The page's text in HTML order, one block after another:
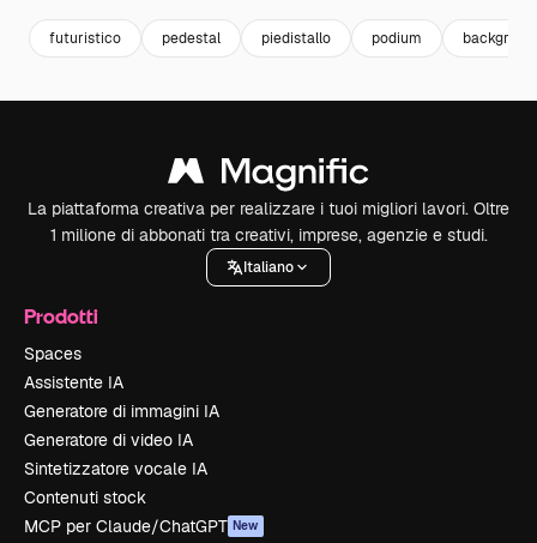
futuristico pedestal piedistallo podium
La piattaforma creativa per realizzare i tuoi migliori lavori. Oltre
1 milione di abbonati tra creativi, imprese, agenzie e studi.
Italiano
Prodotti
Spaces
Assistente IA
Generatore di immagini IA
Generatore di video IA
Sintetizzatore vocale IA
Contenuti stock
MCP per Claude/ChatGPT New